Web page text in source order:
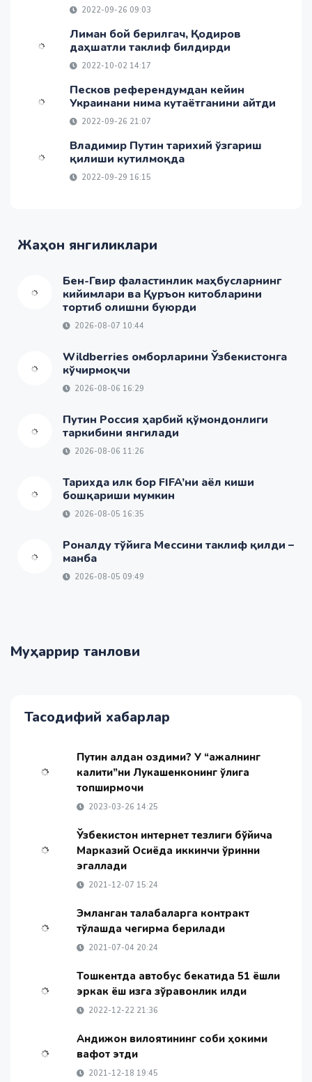
2022-09-26 09:03
Лиман бой берилгач, Қодиров
даҳшатли таклиф билдирди
2022-10-02 14:17
Песков референдумдан кейин
Украинани нима кутаётганини айтди
2022-09-26 21:07
Владимир Путин тарихий ўзгариш
қилиши кутилмоқда
2022-09-29 16:15
Жаҳон янгиликлари
Бен-Гвир фаластинлик маҳбусларнинг
кийимлари ва Қуръон китобларини
тортиб олишни буюрди
2026-08-07 10:44
Wildberries омборларини Ўзбекистонга
кўчирмоқчи
2026-08-06 16:29
Путин Россия ҳарбий қўмондонлиги
таркибини янгилади
2026-08-06 11:26
Тарихда илк бор FIFA’ни аёл киши
бошқариши мумкин
2026-08-05 16:35
Роналду тўйига Мессини таклиф қилди –
манба
2026-08-05 09:49
Муҳаррир танлови
Тасодифий хабарлар
Путин ақлдан оздими? У “ажалнинг
калити”ни Лукашенконинг қўлига
топширмоқчи
2023-03-26 14:25
Ўзбекистон интернет тезлиги бўйича
Марказий Осиёда иккинчи ўринни
эгаллади
2021-12-07 15:24
Эмланган талабаларга контракт
тўлашда чегирма берилади
2021-07-04 20:24
Тошкентда автобус бекатида 51 ёшли
эркак ёш қизга зўравонлик қилди
2022-12-22 21:36
Андижон вилоятининг собиқ ҳокими
вафот этди
2021-12-18 19:45